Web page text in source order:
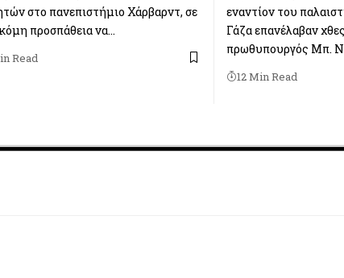
στο πανεπιστήμιο Χάρβαρντ, σε
προσπάθεια να…
Read
εναντίον του
Γάζα επανέλαβαν
πρωθυπουργός Μπ.
12 Min Read